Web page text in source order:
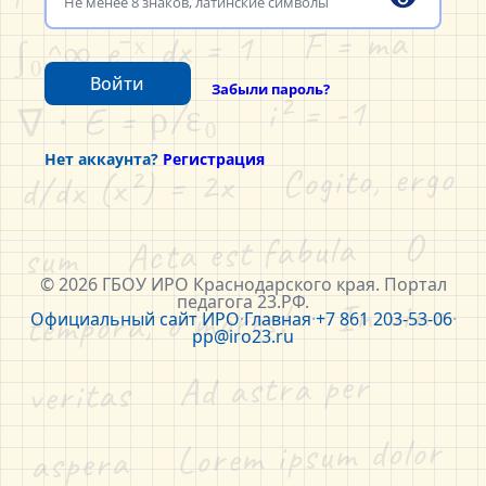
∫₀^∞ e⁻ˣ dx = 1    F = ma
∇ ⋅ E = ρ/ε₀    i² = -1
d/dx (x²) = 2x    Cogito, ergo
sum    Acta est fabula    O
tempora, o mores!    In vino
veritas    Ad astra per
aspera    Lorem ipsum dolor
Войти Забыли пароль?
Нет аккаунта? Регистрация
© 2026 ГБОУ ИРО Краснодарского края. Портал
педагога 23.РФ.
Официальный сайт ИРО·Главная·+7 861 203-53-06·
pp@iro23.ru